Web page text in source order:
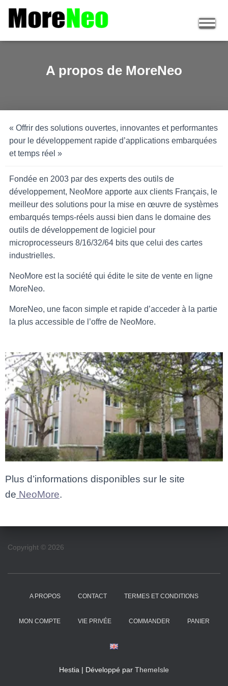
A propos de MoreNeo
« Offrir des solutions ouvertes, innovantes et performantes
pour le développement rapide d’applications embarquées
et temps réel »
Fondée en 2003 par des experts des outils de
développement, NeoMore apporte aux clients Français, le
meilleur des solutions pour la mise en œuvre de systèmes
embarqués temps-réels aussi bien dans le domaine des
outils de développement de logiciel pour
microprocesseurs 8/16/32/64 bits que celui des cartes
industrielles.
NeoMore est la société qui édite le site de vente en ligne
MoreNeo.
MoreNeo, une facon simple et rapide d’acceder à la partie
la plus accessible de l’offre de NeoMore.
Plus d’informations disponibles sur le site
de NeoMore.
Copyright © 2026
A PROPOS CONTACT TERMES ET CONDITIONS
MON COMPTE VIE PRIVÉE COMMANDER PANIER
Hestia | Développé par ThemeIsle